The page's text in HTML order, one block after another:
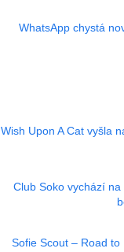
WhatsApp chystá
Wish Upon A Cat vyšla
Club Soko vychází
Sofie Scout – Road